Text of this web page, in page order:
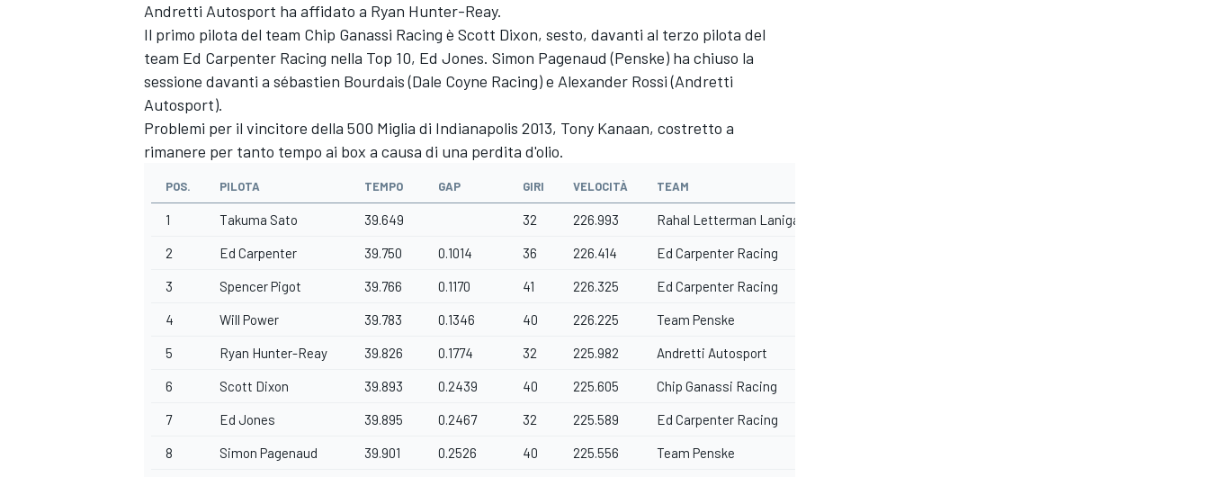
Andretti Autosport ha affidato a Ryan Hunter-Reay.
Il primo pilota del team Chip Ganassi Racing è Scott Dixon, sesto, davanti al terzo pilota del
team Ed Carpenter Racing nella Top 10, Ed Jones. Simon Pagenaud (Penske) ha chiuso la
sessione davanti a sébastien Bourdais (Dale Coyne Racing) e Alexander Rossi (Andretti
Autosport).
Problemi per il vincitore della 500 Miglia di Indianapolis 2013, Tony Kanaan, costretto a
rimanere per tanto tempo ai box a causa di una perdita d'olio.
POS. PILOTA TEMPO GAP GIRI VELOCITÀ TEAM
1 Takuma Sato 39.649 32 226.993 Rahal Letterman Lanigan Racing
2 Ed Carpenter 39.750 0.1014 36 226.414 Ed Carpenter Racing
3 Spencer Pigot 39.766 0.1170 41 226.325 Ed Carpenter Racing
4 Will Power 39.783 0.1346 40 226.225 Team Penske
5 Ryan Hunter-Reay 39.826 0.1774 32 225.982 Andretti Autosport
6 Scott Dixon 39.893 0.2439 40 225.605 Chip Ganassi Racing
7 Ed Jones 39.895 0.2467 32 225.589 Ed Carpenter Racing
8 Simon Pagenaud 39.901 0.2526 40 225.556 Team Penske